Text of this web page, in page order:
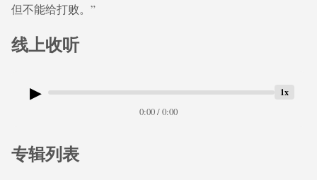
但不能给打败。”
线上收听
▶
0:00 / 0:00
1x
专辑列表